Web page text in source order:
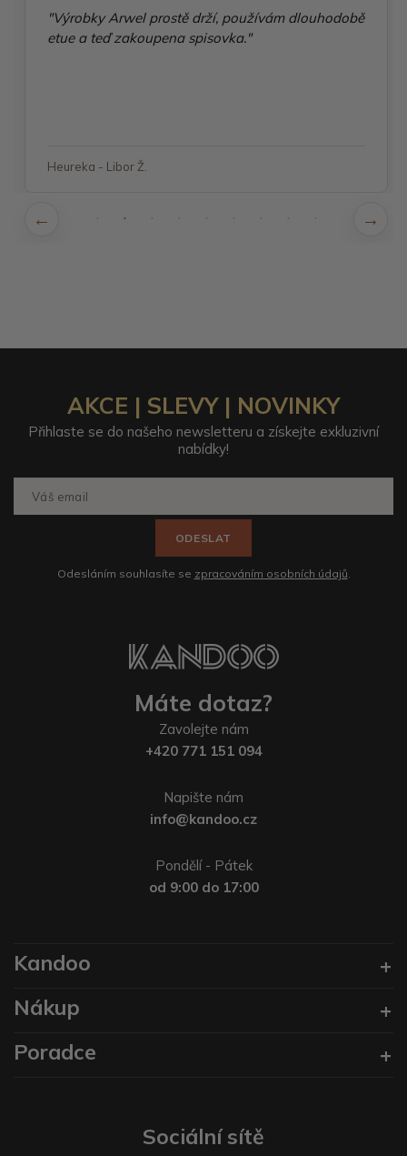
"Výrobky Arwel prostě drží, používám dlouhodobě
etue a teď zakoupena spisovka."
Heureka - Libor Ž.
AKCE | SLEVY | NOVINKY
Přihlaste se do našeho newsletteru a získejte exkluzivní
nabídky!
ODESLAT
Odesláním souhlasíte se zpracováním osobních údajů.
Máte dotaz?
Zavolejte nám
+420 771 151 094
Napište nám
info@kandoo.cz
Pondělí - Pátek
od 9:00 do 17:00
Kandoo
Nákup
Poradce
Sociální sítě